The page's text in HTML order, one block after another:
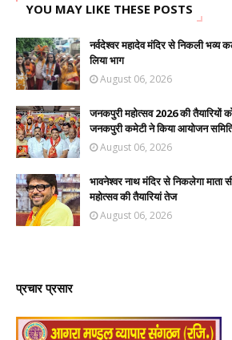
YOU MAY LIKE THESE POSTS
नर्वदेश्वर महादेव मंदिर से निकली भव्य
लिया भाग
August 06, 2026
जनकपुरी महोत्सव 2026 की तैयारियों
जनकपुरी कमेटी ने किया आयोजन
August 06, 2026
भावनेश्वर नाथ मंदिर से निकलेगा माता
महोत्सव की तैयारियां तेज
August 06, 2026
प्रचार प्रसार